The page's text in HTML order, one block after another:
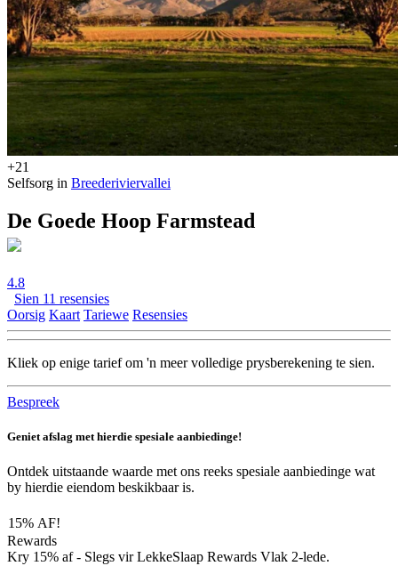
+21
Selfsorg in Breederiviervallei
De Goede Hoop Farmstead
4.8
Sien 11 resensies
Oorsig Kaart Tariewe Resensies
Kliek op enige tarief om 'n meer volledige prysberekening te sien.
Bespreek
Geniet afslag met hierdie spesiale aanbiedinge!
Ontdek uitstaande waarde met ons reeks spesiale aanbiedinge wat
by hierdie eiendom beskikbaar is.
15% AF!
Rewards
Kry 15% af - Slegs vir LekkeSlaap Rewards Vlak 2-lede.